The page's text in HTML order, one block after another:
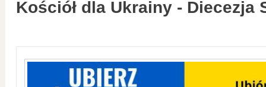
Kościół dla Ukrainy - Diecezja